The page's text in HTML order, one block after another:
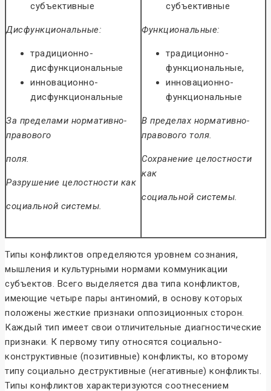
субъективные
Дисфункциональные:
традиционно-
дисфункциональные
инновационно-
дисфункциональные
За пределами нормативно-
правового
поля.
Разрушение целостности как
социальной системы.
субъективные
Функциональные:
традиционно-
функциональные,
инновационно-
функциональные
В пределах нормативно-
правового толя.
Сохранение целостности
как
социальной системы.
Типы конфликтов определяются уровнем сознания,
мышления и культурными нормами коммуникации
субъектов. Всего выделяется два типа конфликтов,
имеющие четыре пары антиномий, в основу которых
положены жесткие признаки оппозиционных сторон.
Каждый тип имеет свои отличительные диагностические
признаки. К первому типу относятся социально-
конструктивные (позитивные) конфликты, ко второму
типу социально деструктивные (негативные) конфликты.
Типы конфликтов характеризуются соотнесением